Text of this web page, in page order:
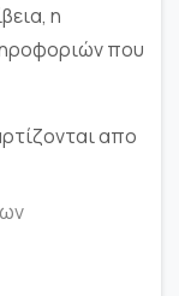
η
που
απο